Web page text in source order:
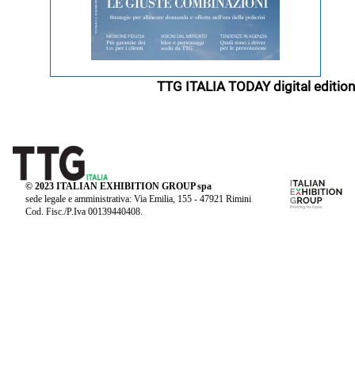
TTG ITALIA TODAY digital edition
© 2023 ITALIAN EXHIBITION GROUP spa
sede legale e amministrativa: Via Emilia, 155 - 47921 Rimini
Cod. Fisc./P.Iva 00139440408.